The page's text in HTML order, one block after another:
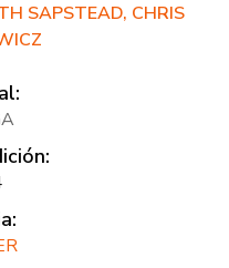
SAPSTEAD, CHRIS